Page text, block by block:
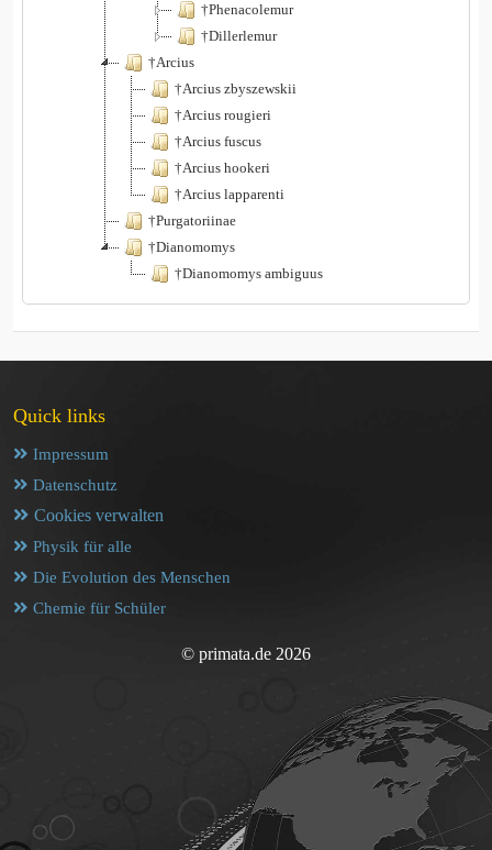
†Phenacolemur
†Dillerlemur
†Arcius
†Arcius zbyszewskii
†Arcius rougieri
†Arcius fuscus
†Arcius hookeri
†Arcius lapparenti
†Purgatoriinae
†Dianomomys
†Dianomomys ambiguus
Quick links
Impressum
Datenschutz
Cookies verwalten
Physik für alle
Die Evolution des Menschen
Chemie für Schüler
© primata.de 2026